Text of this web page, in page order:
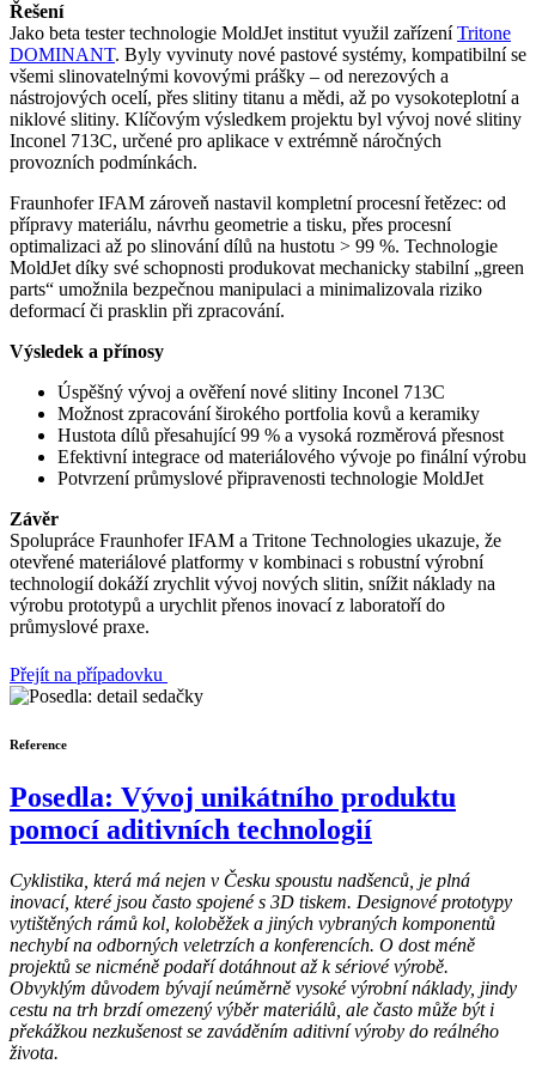
Řešení
Jako beta tester technologie MoldJet institut využil zařízení Tritone
DOMINANT. Byly vyvinuty nové pastové systémy, kompatibilní se
všemi slinovatelnými kovovými prášky – od nerezových a
nástrojových ocelí, přes slitiny titanu a mědi, až po vysokoteplotní a
niklové slitiny. Klíčovým výsledkem projektu byl vývoj nové slitiny
Inconel 713C, určené pro aplikace v extrémně náročných
provozních podmínkách.
Fraunhofer IFAM zároveň nastavil kompletní procesní řetězec: od
přípravy materiálu, návrhu geometrie a tisku, přes procesní
optimalizaci až po slinování dílů na hustotu > 99 %. Technologie
MoldJet díky své schopnosti produkovat mechanicky stabilní „green
parts“ umožnila bezpečnou manipulaci a minimalizovala riziko
deformací či prasklin při zpracování.
Výsledek a přínosy
Úspěšný vývoj a ověření nové slitiny Inconel 713C
Možnost zpracování širokého portfolia kovů a keramiky
Hustota dílů přesahující 99 % a vysoká rozměrová přesnost
Efektivní integrace od materiálového vývoje po finální výrobu
Potvrzení průmyslové připravenosti technologie MoldJet
Závěr
Spolupráce Fraunhofer IFAM a Tritone Technologies ukazuje, že
otevřené materiálové platformy v kombinaci s robustní výrobní
technologií dokáží zrychlit vývoj nových slitin, snížit náklady na
výrobu prototypů a urychlit přenos inovací z laboratoří do
průmyslové praxe.
Přejít na případovku
Reference
Posedla: Vývoj unikátního produktu
pomocí aditivních technologií
Cyklistika, která má nejen v Česku spoustu nadšenců, je plná
inovací, které jsou často spojené s 3D tiskem. Designové prototypy
vytištěných rámů kol, koloběžek a jiných vybraných komponentů
nechybí na odborných veletrzích a konferencích. O dost méně
projektů se nicméně podaří dotáhnout až k sériové výrobě.
Obvyklým důvodem bývají neúměrně vysoké výrobní náklady, jindy
cestu na trh brzdí omezený výběr materiálů, ale často může být i
překážkou nezkušenost se zaváděním aditivní výroby do reálného
života.